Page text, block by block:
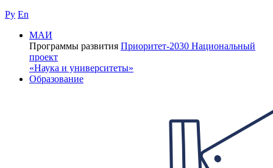
Ру En
МАИ
Программы развития Приоритет-2030 Национальный
проект
«Наука и университеты»
Образование